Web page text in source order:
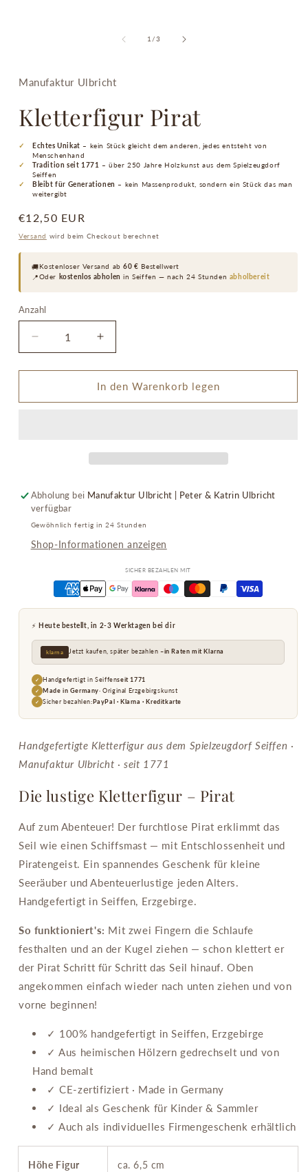
1 /von
3
Manufaktur Ulbricht
Kletterfigur Pirat
Echtes Unikat – kein Stück gleicht dem anderen, jedes entsteht von
Menschenhand
Tradition seit 1771
– über 250 Jahre Holzkunst aus dem Spielzeugdorf
Seiffen
Bleibt für Generationen – kein Massenprodukt, sondern ein Stück das man
weitergibt
Normaler
Preis
€12,50 EUR
Versand wird beim Checkout berechnet
🚚Kostenloser Versand ab60 € Bestellwert
📍Oder kostenlos abholen in Seiffen — nach 24 Stunden abholbereit
Anzahl
Anzahl
Verringere
die
Menge
Kletterfigur
Erhöhe
die
Menge
für
Kletterfigur
In den Warenkorb legen
Abholung bei Manufaktur Ulbricht | Peter & Katrin Ulbricht
verfügbar
Gewöhnlich fertig in 24 Stunden
Shop-Informationen anzeigen
SICHER BEZAHLEN MIT
⚡ Heute bestellt, in 2-3 Werktagen bei dir
klarna Jetzt kaufen, später bezahlen –in Raten mit Klarna
✓ Handgefertigt in Seiffenseit 1771
✓ Made in Germany· Original Erzgebirgskunst
✓ Sicher bezahlen:PayPal · Klarna · Kreditkarte
Handgefertigte Kletterfigur aus dem Spielzeugdorf Seiffen ·
Manufaktur Ulbricht · seit 1771
Die lustige Kletterfigur – Pirat
Auf zum Abenteuer! Der furchtlose Pirat erklimmt das
Seil wie einen Schiffsmast — mit Entschlossenheit und
Piratengeist. Ein spannendes Geschenk für kleine
Seeräuber und Abenteuerlustige jeden Alters.
Handgefertigt in Seiffen, Erzgebirge.
So funktioniert's: Mit zwei Fingern die Schlaufe
festhalten und an der Kugel ziehen — schon klettert er
der Pirat Schritt für Schritt das Seil hinauf. Oben
angekommen einfach wieder nach unten ziehen und von
vorne beginnen!
✓ 100% handgefertigt in Seiffen, Erzgebirge
✓ Aus heimischen Hölzern gedrechselt und von
Hand bemalt
✓ CE-zertifiziert · Made in Germany
✓ Ideal als Geschenk für Kinder & Sammler
✓ Auch als individuelles Firmengeschenk erhältlich
Höhe Figur ca. 6,5 cm